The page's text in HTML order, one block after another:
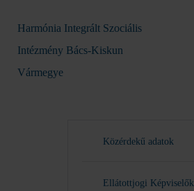
Harmónia Integrált Szociális
Intézmény Bács-Kiskun
Vármegye
Közérdekű adatok
Ellátottjogi Képviselők